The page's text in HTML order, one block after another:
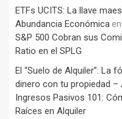
ETFs UCITS: La llave
Abundancia Económica en
S&P 500 Cobran sus
Ratio en el SPLG
El “Suelo de Alquiler”: La
dinero con tu propiedad –
Ingresos Pasivos 101:
Raíces en Alquiler